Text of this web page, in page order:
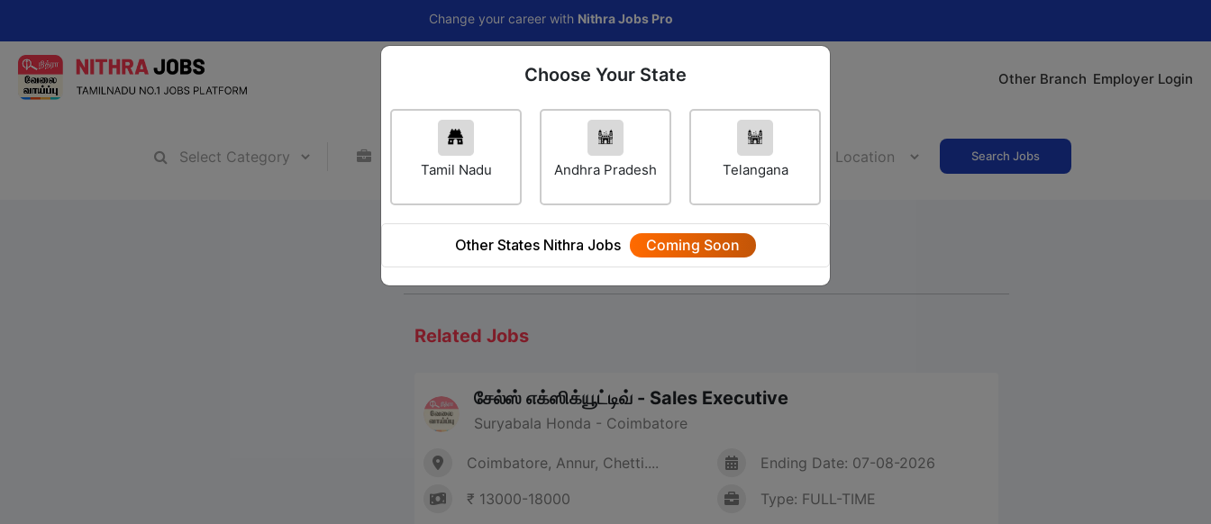
Change your career withNithra Jobs Pro
Jobs Career Navigator Other Branch Employer Login
Choose Your State
Tamil Nadu Andhra Pradesh Telangana
Other States Nithra Jobs Coming Soon
Search Jobs
We will update Soon
Related Jobs
சேல்ஸ் எக்ஸிக்யூட்டிவ் - Sales Executive
Suryabala Honda - Coimbatore
Coimbatore, Annur, Chetti....
₹ 13000-18000
Ending Date: 07-08-2026
Type: FULL-TIME